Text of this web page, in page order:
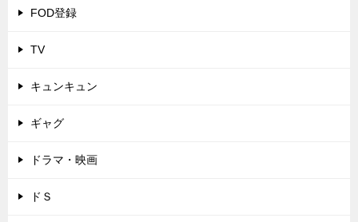
FOD登録
TV
キュンキュン
ギャグ
ドラマ・映画
ドＳ